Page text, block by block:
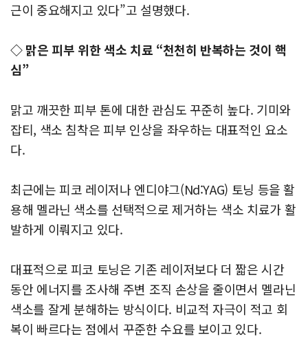
근이 중요해지고 있다”고 설명했다.
◇ 맑은 피부 위한 색소 치료 “천천히 반복하는 것이 핵
심”
맑고 깨끗한 피부 톤에 대한 관심도 꾸준히 높다. 기미와
잡티, 색소 침착은 피부 인상을 좌우하는 대표적인 요소
다.
최근에는 피코 레이저나 엔디야그(Nd:YAG) 토닝 등을 활
용해 멜라닌 색소를 선택적으로 제거하는 색소 치료가 활
발하게 이뤄지고 있다.
대표적으로 피코 토닝은 기존 레이저보다 더 짧은 시간
동안 에너지를 조사해 주변 조직 손상을 줄이면서 멜라닌
색소를 잘게 분해하는 방식이다. 비교적 자극이 적고 회
복이 빠르다는 점에서 꾸준한 수요를 보이고 있다.